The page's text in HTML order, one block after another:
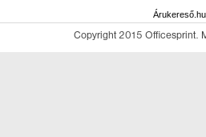
Árukereső.hu
Copyright 2015 Officesprint.